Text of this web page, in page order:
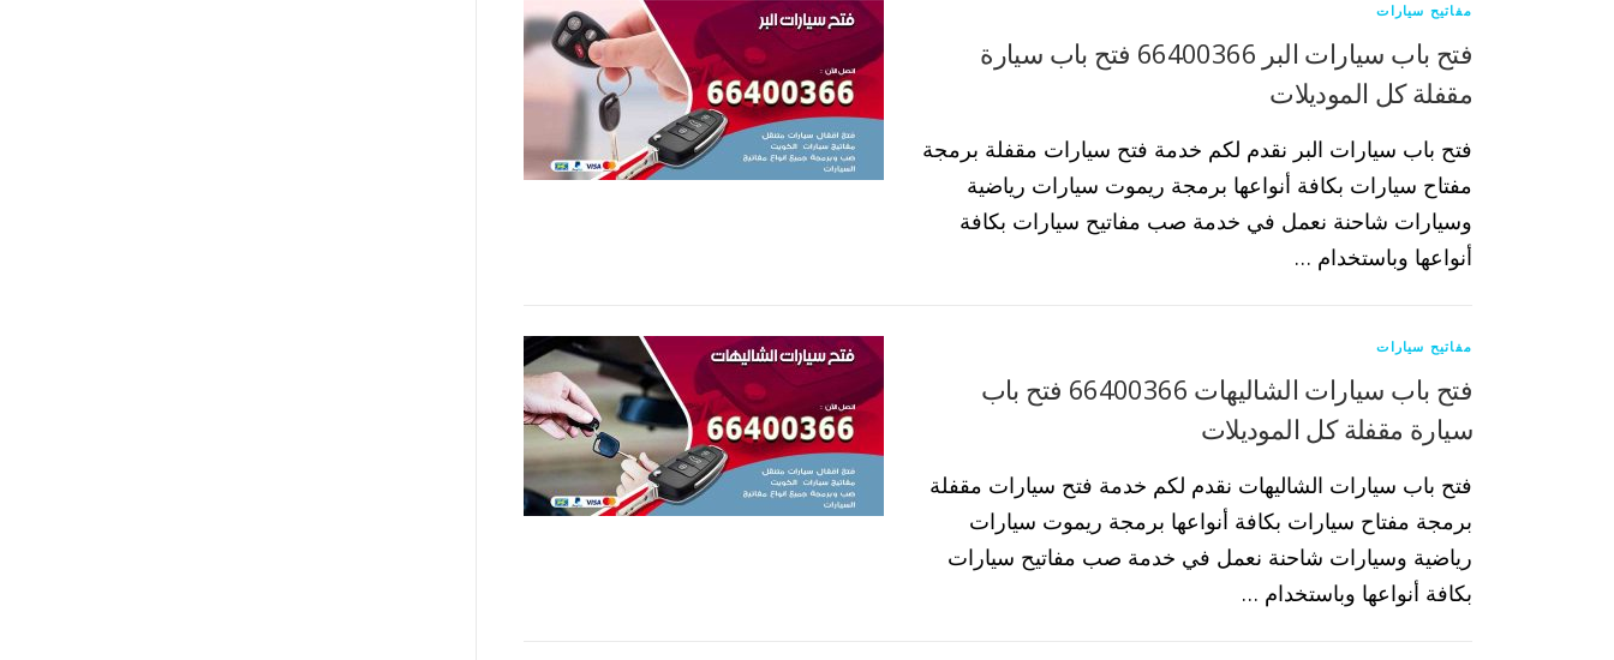
مفاتيح سيارات
فتح باب سيارات البر 66400366 فتح باب سيارة
مقفلة كل الموديلات
فتح باب سيارات البر نقدم لكم خدمة فتح سيارات مقفلة برمجة
مفتاح سيارات بكافة أنواعها برمجة ريموت سيارات رياضية
وسيارات شاحنة نعمل في خدمة صب مفاتيح سيارات بكافة
أنواعها وباستخدام …
مفاتيح سيارات
فتح باب سيارات الشاليهات 66400366 فتح باب
سيارة مقفلة كل الموديلات
فتح باب سيارات الشاليهات نقدم لكم خدمة فتح سيارات مقفلة
برمجة مفتاح سيارات بكافة أنواعها برمجة ريموت سيارات
رياضية وسيارات شاحنة نعمل في خدمة صب مفاتيح سيارات
بكافة أنواعها وباستخدام …